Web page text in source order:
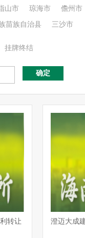
山市 琼海市 儋州市
苗族自治县 三沙市
挂牌终结
确定
转让 澄迈大成